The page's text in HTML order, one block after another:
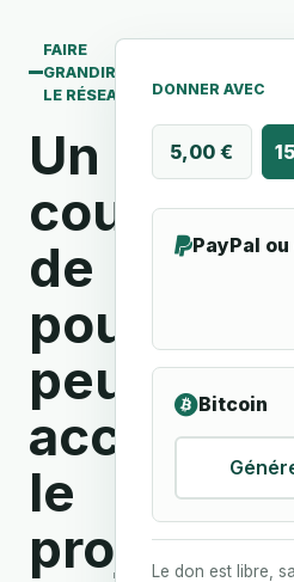
FAIRE
GRANDIR
LE RÉSEAU
Un
coup
de
pouce
peut
accélérer
le
projet.
DONNER AVEC
5,00 €
PayPal
Bitcoin
Le don est libre,